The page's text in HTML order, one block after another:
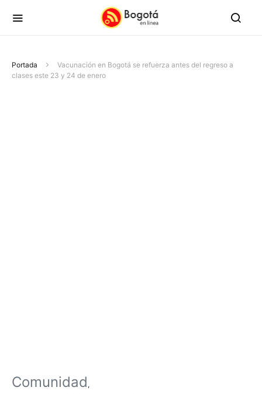
Portada
Vacunación en Bogotá se refuerza antes del regreso a
clases este 23 y 24 de enero
Comunidad